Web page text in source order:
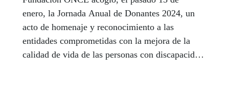
enero, la Jornada Anual de Donantes 2024, un
acto de homenaje y reconocimiento a las
entidades comprometidas con la mejora de la
calidad de vida de las personas con discapacidad,